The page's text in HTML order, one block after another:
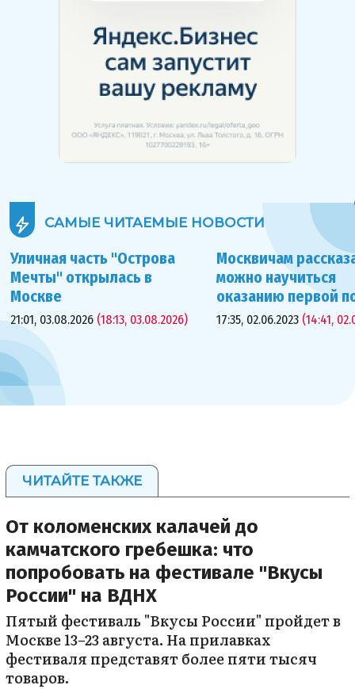
САМЫЕ ЧИТАЕМЫЕ НОВОСТИ
Уличная часть "Острова
Мечты" открылась в
Москве
21:01, 03.08.2026 (18:13, 03.08.2026)
Москвичам
можно научиться
оказанию первой
17:35, 02.06.2023 (14:41,
ЧИТАЙТЕ ТАКЖЕ
От коломенских калачей до
камчатского гребешка: что
попробовать на фестивале "Вкусы
России" на ВДНХ
Пятый фестиваль "Вкусы России" пройдет в
Москве 13–23 августа. На прилавках
фестиваля представят более пяти тысяч
товаров.